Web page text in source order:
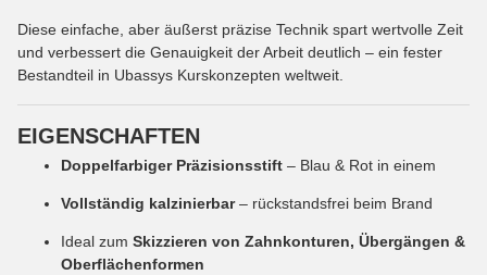
Diese einfache, aber äußerst präzise Technik spart wertvolle Zeit
und verbessert die Genauigkeit der Arbeit deutlich – ein fester
Bestandteil in Ubassys Kurskonzepten weltweit.
EIGENSCHAFTEN
Doppelfarbiger Präzisionsstift – Blau & Rot in einem
Vollständig kalzinierbar– rückstandsfrei beim Brand
Ideal zum Skizzieren von Zahnkonturen, Übergängen &
Oberflächenformen